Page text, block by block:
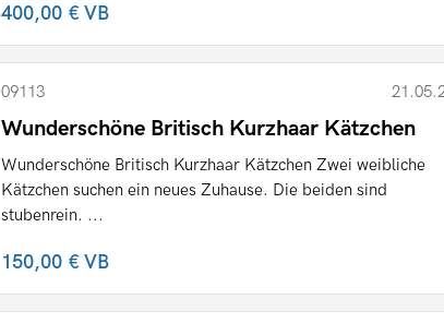
400,00 €VB
09113
Wunderschöne Britisch Kurzhaar Kätzchen
Wunderschöne Britisch Kurzhaar Kätzchen Zwei weibliche
Kätzchen suchen ein neues Zuhause. Die beiden sind
stubenrein. ...
150,00 €VB